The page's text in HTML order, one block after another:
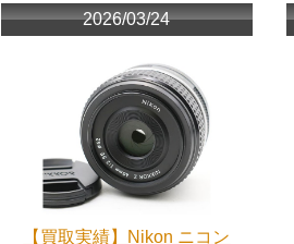
2026/03/24
【買取実績】Nikon ニコン